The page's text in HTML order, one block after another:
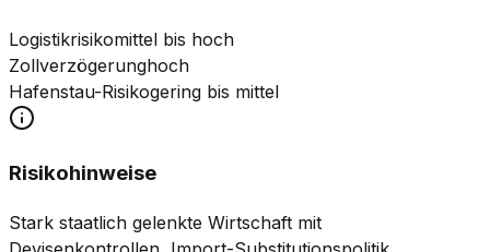
Logistikrisikomittel bis hoch
Zollverzögerunghoch
Hafenstau-Risikogering bis mittel
Risikohinweise
Stark staatlich gelenkte Wirtschaft mit